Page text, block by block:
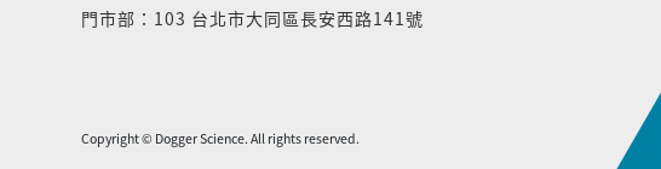
門市部：103 台北市大同區長安西路141號
Copyright © Dogger Science. All rights reserved.